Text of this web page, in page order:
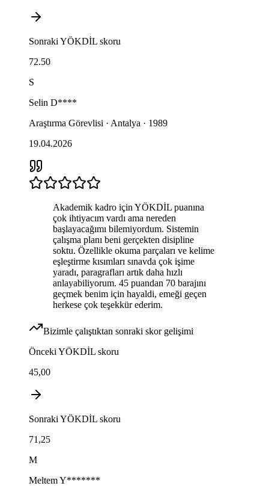
Sonraki YÖKDİL skoru
72.50
S
Selin D****
Araştırma Görevlisi · Antalya · 1989
19.04.2026
Akademik kadro için YÖKDİL puanına
çok ihtiyacım vardı ama nereden
başlayacağımı bilemiyordum. Sistemin
çalışma planı beni gerçekten disipline
soktu. Özellikle okuma parçaları ve kelime
eşleştirme kısımları sınavda çok işime
yaradı, paragrafları artık daha hızlı
anlayabiliyorum. 45 puandan 70 barajını
geçmek benim için hayaldi, emeği geçen
herkese çok teşekkür ederim.
Bizimle çalıştıktan sonraki skor gelişimi
Önceki YÖKDİL skoru
45,00
Sonraki YÖKDİL skoru
71,25
M
MeltemY*******